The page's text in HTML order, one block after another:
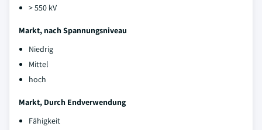
> 550 kV
Markt, nach Spannungsniveau
Niedrig
Mittel
hoch
Markt, Durch Endverwendung
Fähigkeit